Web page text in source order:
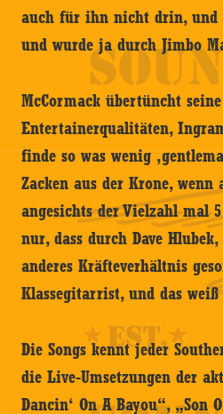
auch für ihn nicht drin, und
und wurde ja durch Jimbo
McCormack übertüncht
Entertainerqualitäten,
finde so was wenig
Zacken aus der Krone,
angesichts der Vielzahl mal
nur, dass durch Dave
anderes Kräfteverhältnis
Klassegitarrist, und das
Die Songs kennt jeder
die Live-Umsetzungen der
Dancin‘ On A Bayou“, „Son